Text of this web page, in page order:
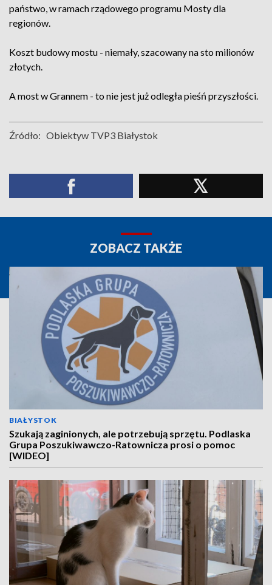
państwo, w ramach rządowego programu Mosty dla
regionów.
Koszt budowy mostu - niemały, szacowany na sto milionów
złotych.
A most w Grannem - to nie jest już odległa pieśń przyszłości.
Źródło: Obiektyw TVP3 Białystok
ZOBACZ TAKŻE
BIAŁYSTOK
Szukają zaginionych, ale potrzebują sprzętu. Podlaska
Grupa Poszukiwawczo-Ratownicza prosi o pomoc
[WIDEO]